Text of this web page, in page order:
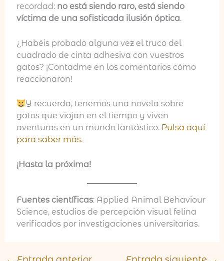
recordad: no está siendo raro, está siendo
víctima de una sofisticada ilusión óptica.
¿Habéis probado alguna vez el truco del
cuadrado de cinta adhesiva con vuestros
gatos? ¡Contadme en los comentarios cómo
reaccionaron!
Y recuerda, tenemos una novela sobre
gatos que viajan en el tiempo y viven
aventuras en un mundo fantástico. Pulsa aquí
para saber más.
¡Hasta la próxima!
Fuentes científicas: Applied Animal Behaviour
Science, estudios de percepción visual felina
verificados por investigaciones universitarias.